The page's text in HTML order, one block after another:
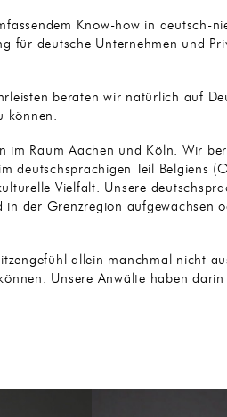
Know-how in deutsch-
für deutsche Unternehmen und
beraten wir natürlich auf
können.
im Raum Aachen und Köln. Wir
deutschsprachigen Teil Belgiens
Vielfalt. Unsere
der Grenzregion aufgewachsen
allein manchmal nicht
Unsere Anwälte haben